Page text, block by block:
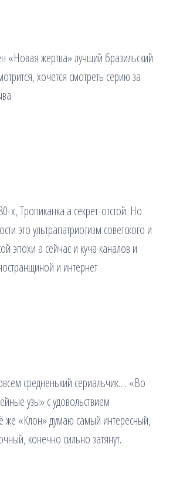
«Новая жертва» лучший бразильский
хочется смотреть серию за
х, Тропиканка а секрет-отстой. Но
это ультрапатриотизм советского и
эпохи а сейчас и куча каналов и
и интернет
средненький сериальчик…. «Во
узы» с удовольствием
же «Клон» думаю самый интересный,
конечно сильно затянут.